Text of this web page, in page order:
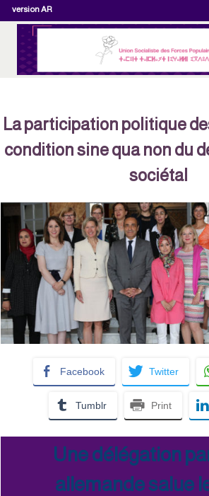
version AR
La participation politique
condition sine qua non du
sociétal
Facebook Twitter
Tumblr Print
Une délégation
allemande salue